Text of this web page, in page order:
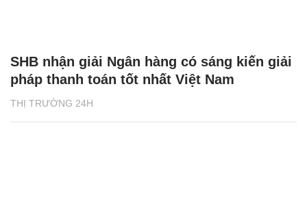
THỊ TRƯỜNG 24H
SHB nhận giải Ngân hàng có sáng kiến giải
pháp thanh toán tốt nhất Việt Nam